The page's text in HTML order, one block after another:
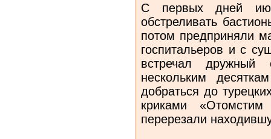
С первых дней
обстреливать
потом предприняли
госпитальеров и с
встречал
нескольким
добраться до
криками
перерезали